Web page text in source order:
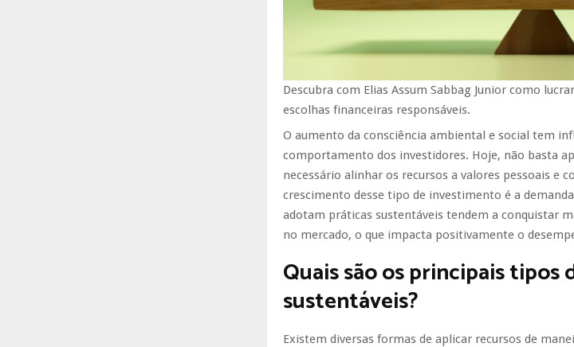
Descubra com Elias Assum Sabbag Junior como
escolhas financeiras responsáveis.
O aumento da consciência ambiental e social tem
comportamento dos investidores. Hoje, não basta
necessário alinhar os recursos a valores pessoais e
crescimento desse tipo de investimento é a
adotam práticas sustentáveis tendem a conquistar
no mercado, o que impacta positivamente o
Quais são os principais
sustentáveis?
Existem diversas formas de aplicar recursos de